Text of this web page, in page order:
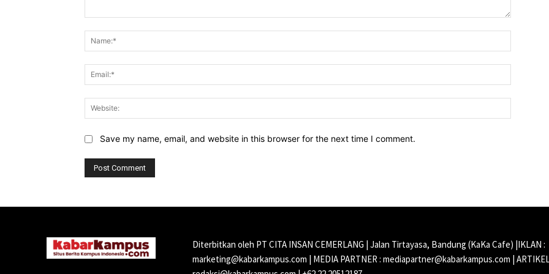
Save my name, email, and website in this browser for the next time I comment.
Diterbitkan oleh PT CITA INSAN CEMERLANG | Jalan Tirtayasa, Bandung (KaKa Cafe) |IKLAN :
marketing@kabarkampus.com | MEDIA PARTNER : mediapartner@kabarkampus.com |